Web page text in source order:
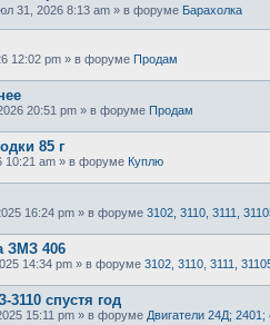
31, 2026 8:13 am » в форуме Барахолка
12:02 pm » в форуме Продам
20:51 pm » в форуме Продам
85 г
10:21 am » в форуме Куплю
16:24 pm » в форуме 3102, 3110, 3111,
ЗМЗ 406
14:34 pm » в форуме 3102, 3110, 3111,
3110 спустя год
15:11 pm » в форуме Двигатели 24Д;